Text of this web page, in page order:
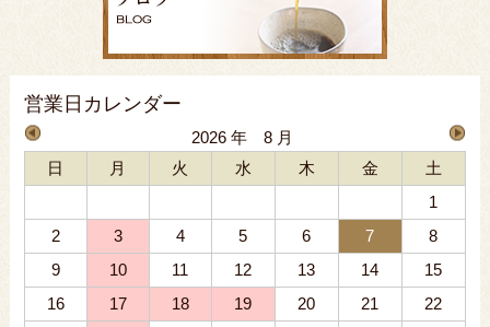
営業日カレンダー
2026 年 8 月
日
月 火 水 木 金
土
1
2
3 4 5 6 7
8
9
10 11 12 13 14
15
16
17 18 19 20 21
22